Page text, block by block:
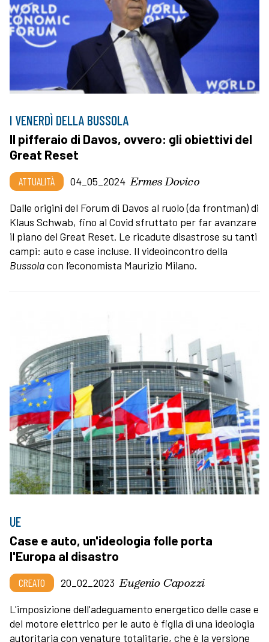
I VENERDÌ DELLA BUSSOLA
Il pifferaio di Davos, ovvero: gli obiettivi del
Great Reset
ATTUALITÀ 04_05_2024 Ermes Dovico
Dalle origini del Forum di Davos al ruolo (da frontman) di
Klaus Schwab, fino al Covid sfruttato per far avanzare
il piano del Great Reset. Le ricadute disastrose su tanti
campi: auto e case incluse. Il videoincontro della
Bussolacon l’economista Maurizio Milano.
UE
Case e auto, un'ideologia folle porta
l'Europa al disastro
CREATO 20_02_2023 Eugenio Capozzi
L'imposizione dell'adeguamento energetico delle case e
del motore elettrico per le auto è figlia di una ideologia
autoritaria con venature totalitarie, che è la versione